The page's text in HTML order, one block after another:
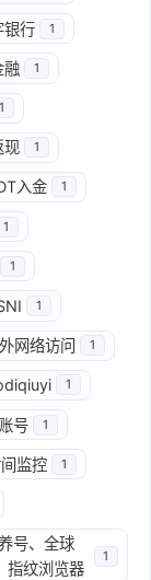
银行 1
融 1
1
现 1
入金 1
1
1
1
网络访问 1
1
号 1
监控 1
号、全球
指纹浏览器
1